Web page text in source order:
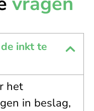
inkt te
het
in beslag,